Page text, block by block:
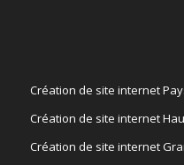
Création de site internet
Création de site internet
Création de site internet